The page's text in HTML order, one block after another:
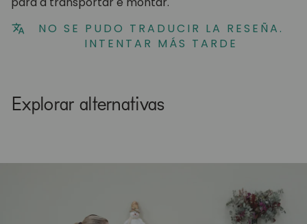
NO SE PUDO TRADUCIR LA RESEÑA.
INTENTAR MÁS TARDE
Explorar alternativas